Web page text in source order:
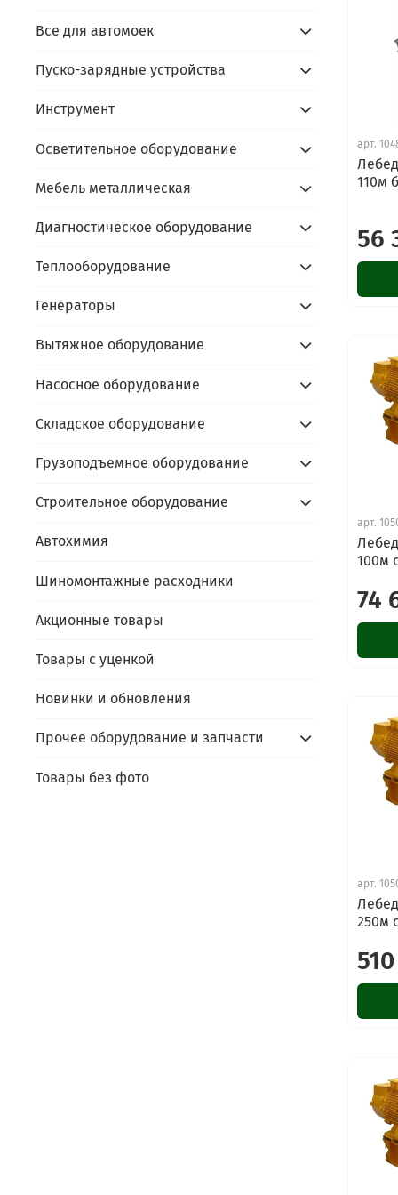
арт.
110м
56
арт.
100м
74
арт.
250м
Все для автомоек
Пуско-зарядные устройства
Инструмент
Осветительное оборудование
Мебель металлическая
Диагностическое оборудование
Теплооборудование
Генераторы
Вытяжное оборудование
Насосное оборудование
Складское оборудование
Грузоподъемное оборудование
Строительное оборудование
Автохимия
Шиномонтажные расходники
Акционные товары
Товары с уценкой
Новинки и обновления
Прочее оборудование и запчасти
Товары без фото